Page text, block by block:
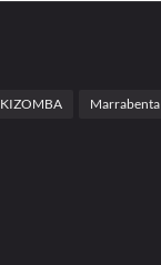
KIZOMBA Marrabenta